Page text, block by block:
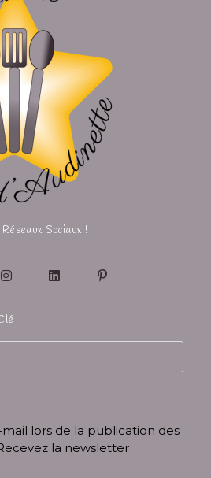
Sociaux !
lors de la publication des
la newsletter